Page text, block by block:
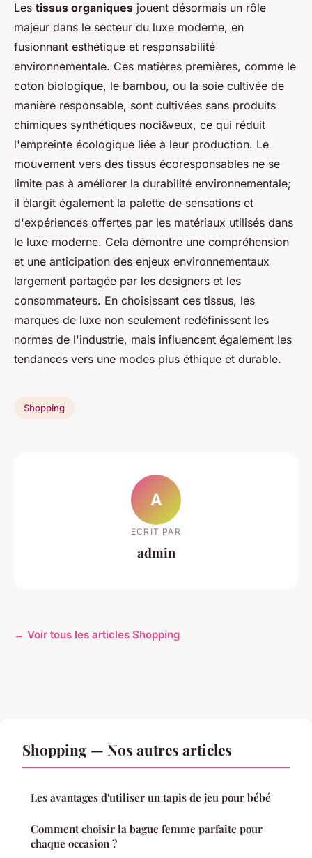
Les tissus organiques jouent désormais un rôle
majeur dans le secteur du luxe moderne, en
fusionnant esthétique et responsabilité
environnementale. Ces matières premières, comme le
coton biologique, le bambou, ou la soie cultivée de
manière responsable, sont cultivées sans produits
chimiques synthétiques noci&veux, ce qui réduit
l'empreinte écologique liée à leur production. Le
mouvement vers des tissus écoresponsables ne se
limite pas à améliorer la durabilité environnementale;
il élargit également la palette de sensations et
d'expériences offertes par les matériaux utilisés dans
le luxe moderne. Cela démontre une compréhension
et une anticipation des enjeux environnementaux
largement partagée par les designers et les
consommateurs. En choisissant ces tissus, les
marques de luxe non seulement redéfinissent les
normes de l'industrie, mais influencent également les
tendances vers une modes plus éthique et durable.
Shopping
A
ECRIT PAR
admin
← Voir tous les articles Shopping
Shopping — Nos autres articles
Les avantages d'utiliser un tapis de jeu pour bébé
Comment choisir la bague femme parfaite pour
chaque occasion ?